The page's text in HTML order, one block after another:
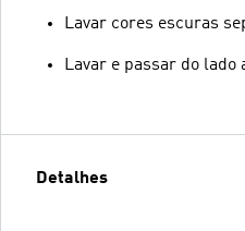
Lavar cores escuras
Lavar e passar do lado
Detalhes